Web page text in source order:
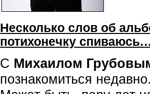
Нeсколько слов об
потихонeчку
С Михаилом
познакомиться нe